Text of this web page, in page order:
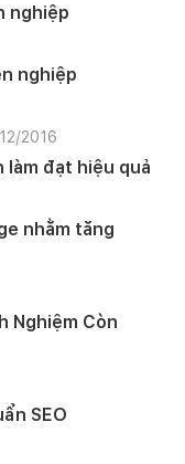
nghiệp
nghiệp
2016
làm đạt hiệu quả
nhằm tăng
Nghiệm Còn
SEO